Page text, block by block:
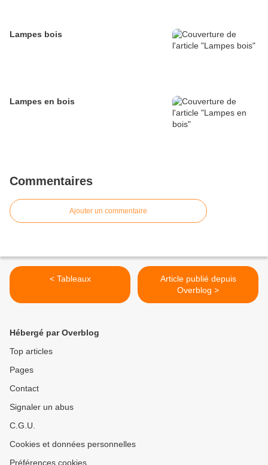
Lampes bois
Lampes en bois
Commentaires
Ajouter un commentaire
< Tableaux
Article publié depuis
Overblog >
Hébergé par Overblog
Top articles
Pages
Contact
Signaler un abus
C.G.U.
Cookies et données personnelles
Préférences cookies